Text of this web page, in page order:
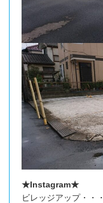
★Instagram★
ビレッジアップ・・・